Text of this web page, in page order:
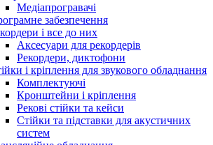
Медіапрогравачі
забезпечення
і все до них
Аксесуари для рекордерів
Рекордери, диктофони
і кріплення для звукового обладнання
Комплектуючі
Кронштейни і кріплення
Рекові стійки та кейси
Стійки та підставки для акустичних
систем